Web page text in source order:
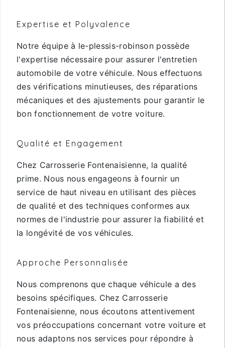
Expertise et Polyvalence
Notre équipe à le-plessis-robinson possède
l'expertise nécessaire pour assurer l'entretien
automobile de votre véhicule. Nous effectuons
des vérifications minutieuses, des réparations
mécaniques et des ajustements pour garantir le
bon fonctionnement de votre voiture.
Qualité et Engagement
Chez Carrosserie Fontenaisienne, la qualité
prime. Nous nous engageons à fournir un
service de haut niveau en utilisant des pièces
de qualité et des techniques conformes aux
normes de l'industrie pour assurer la fiabilité et
la longévité de vos véhicules.
Approche Personnalisée
Nous comprenons que chaque véhicule a des
besoins spécifiques. Chez Carrosserie
Fontenaisienne, nous écoutons attentivement
vos préoccupations concernant votre voiture et
nous adaptons nos services pour répondre à